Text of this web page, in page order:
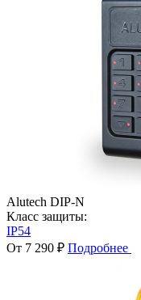
Alutech DIP-N
Класс защиты:
IP54
От 7 290 ₽ Подробнее